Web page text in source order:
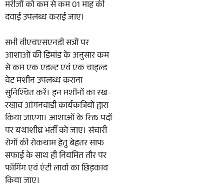
मरीजों को कम से कम 01 माह की
दवाई उपलब्ध कराई जाए।
सभी वीएचएसएनडी सत्रों पर
आशाओं की डिमांड के अनुसार कम
से कम एक एडल्ट एवं एक चाइल्ड
वेट मशीन उपलब्ध कराना
सुनिश्चित करें। इन मशीनों का रख-
रखाव आंगनवाडी कार्यकत्रियों द्वारा
किया जाएगा। आशाओं के रिक्त पदों
पर यथाशीघ्र भर्ती को जाए। संचारी
रोगों की रोकथाम हेतु बेहतर साफ
सफाई के साथ ही नियमित तौर पर
फॉगिंग एवं एंटी लार्वा का छिड़काव
किया जाए।